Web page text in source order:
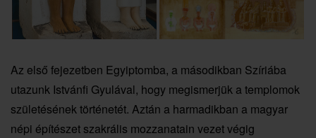
Az első fejezetben Egyiptomba, a másodikban Szíriába
utazunk Istvánfi Gyulával, hogy megismerjük a templomok
születésének történetét. Aztán a harmadikban a magyar
népi építészet szakrális mozzanatain vezet végig